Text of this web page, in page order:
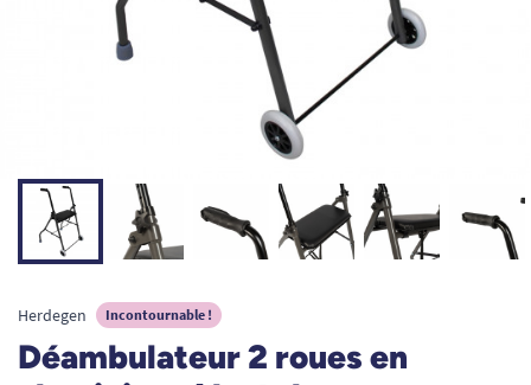
Herdegen Incontournable !
Déambulateur 2 roues en